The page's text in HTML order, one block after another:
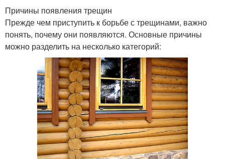
Причины появления трещин
Прежде чем приступить к борьбе с трещинами, важно
понять, почему они появляются. Основные причины
можно разделить на несколько категорий: